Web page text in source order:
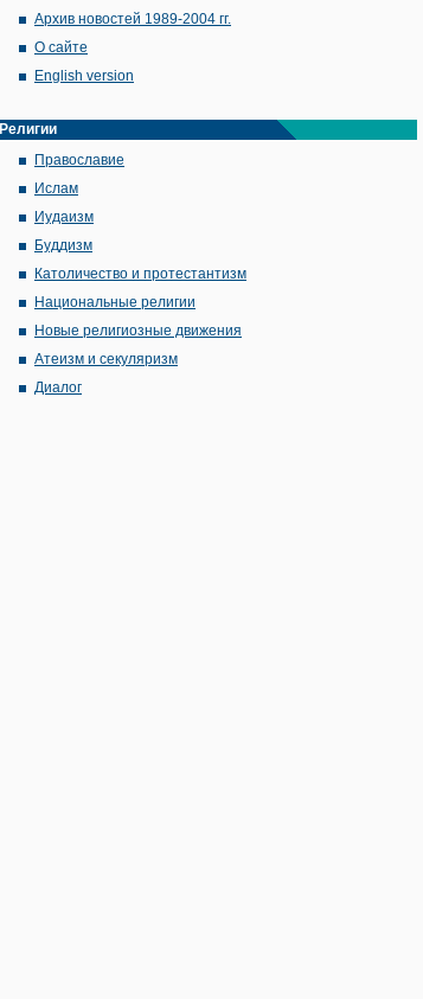
Архив новостей 1989-2004 гг.
О сайте
English version
Религии
Православие
Ислам
Иудаизм
Буддизм
Католичество и протестантизм
Национальные религии
Новые религиозные движения
Атеизм и секуляризм
Диалог